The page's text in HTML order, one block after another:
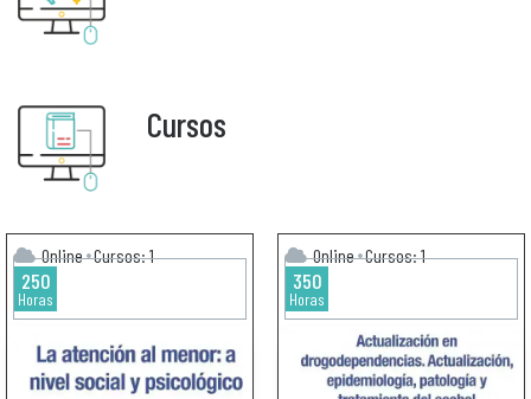
Cursos
Online Cursos: 1
250
Horas
Online Cursos: 1
350
Horas